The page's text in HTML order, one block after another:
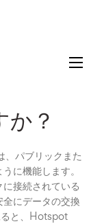
か？
、パブリックまた
に機能します。
接続されている
にデータの交換
と 、Hotspot